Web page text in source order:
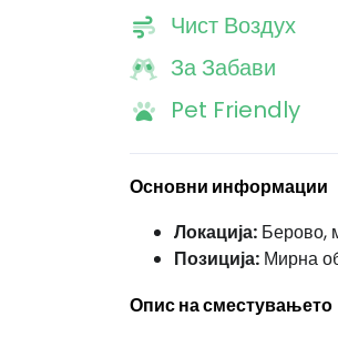
Чист Воздух
За Забави
Pet Friendly
Основни информации
Локација: Берово,
Позиција: Мирна
Опис на сместувањето